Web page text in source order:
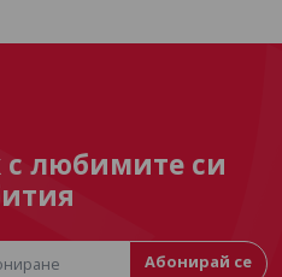
с любимите си
Абонирай се